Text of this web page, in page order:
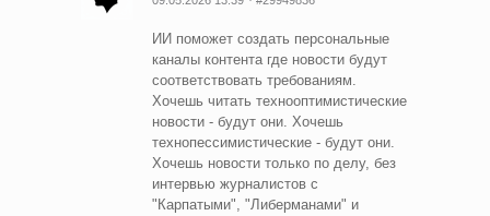
ИИ поможет создать персональные
каналы контента где новости будут
соответствовать требованиям.
Хочешь читать технооптимистические
новости - будут они. Хочешь
технопессимистические - будут они.
Хочешь новости только по делу, без
интервью журналистов с
"Карпатыми", "Либерманами" и